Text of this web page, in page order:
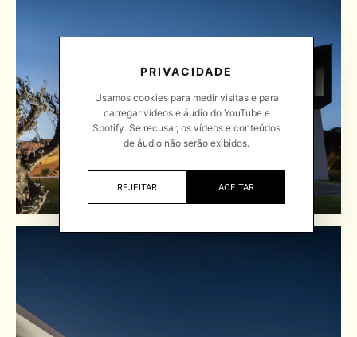
PRIVACIDADE
Usamos cookies para medir visitas e para
carregar vídeos e áudio do YouTube e
Spotify. Se recusar, os vídeos e conteúdos
de áudio não serão exibidos.
REJEITAR ACEITAR